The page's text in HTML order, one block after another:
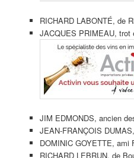
RICHARD LABONTÉ, de
JACQUES PRIMEAU, trot
JIM EDMONDS, ancien
JEAN-FRANÇOIS
DOMINIC GOYETTE, ami
RICHARD LEBRUN, de